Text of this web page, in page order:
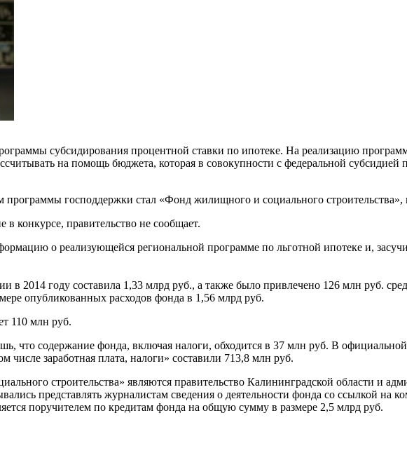
субсидирования процентной ставки по ипотеке. На реализацию
на помощь бюджета, которая в совокупности с федеральной субсидией
программы господдержки стал «Фонд жилищного и социального строительства»,
конкурсе, правительство не сообщает.
о реализующейся региональной программе по льготной ипотеке и,
в 2014 году составила 1,33 млрд руб., а также было привлечено 126 млн руб.
опубликованных расходов фонда в 1,56 млрд руб.
110 млн руб.
что содержание фонда, включая налоги, обходится в 37 млн руб. В официальной
заработная плата, налоги» составили 713,8 млн руб.
строительства» являются правительство Калининградской области и
представлять журналистам сведения о деятельности фонда со ссылкой на
поручителем по кредитам фонда на общую сумму в размере 2,5 млрд руб.